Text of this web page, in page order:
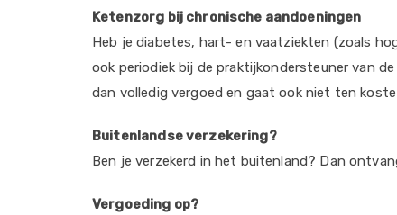
Ketenzorg bij chronische aandoeningen
Heb je diabetes, hart- en vaatziekten (zoals
ook periodiek bij de praktijkondersteuner van
dan volledig vergoed en gaat ook niet ten
Buitenlandse verzekering?
Ben je verzekerd in het buitenland? Dan
Vergoeding op?